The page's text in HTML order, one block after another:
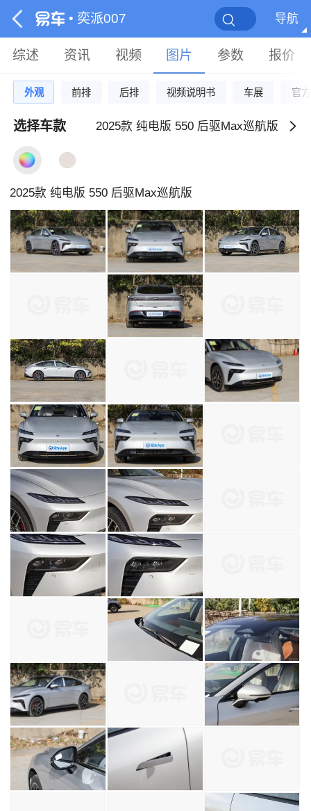
• 奕派007 导航
综述 资讯 视频 图片 参数 报价
外观 前排 后排 视频说明书 车展 官方
选择车款 2025款 纯电版 550 后驱Max巡航版
2025款 纯电版 550 后驱Max巡航版